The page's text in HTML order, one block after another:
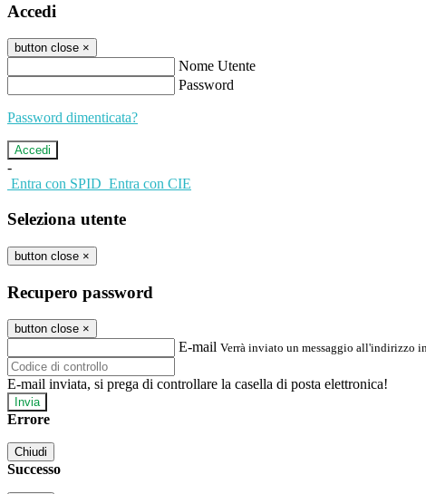
Accedi
button close ×
Nome Utente
Password
Password dimenticata?
-
Entra con SPID Entra con CIE
Seleziona utente
button close ×
Recupero password
button close ×
E-mail Verrà inviato un messaggio all'indirizzo
E-mail inviata, si prega di controllare la casella di posta elettronica!
Errore
Chiudi
Successo